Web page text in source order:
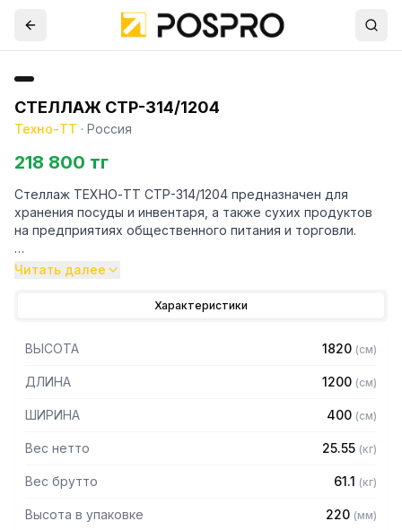
СТЕЛЛАЖ СТР-314/1204
Техно-ТТ · Россия
218 800 тг
Стеллаж ТЕХНО-ТТ СТР-314/1204 предназначен для
хранения посуды и инвентаря, а также сухих продуктов
на предприятиях общественного питания и торговли.
Особенности:
— Стеллаж технологический разборный
— Четыре сплошные полки из нержавеющей стали марки
AISI 430 толщиной 0,8 мм
— Расстояние между полками регулируемое с шагом 50
мм
— Стеллаж поставляется в разобранном виде
Читать далее
Характеристики
ВЫСОТА 1820 (см)
ДЛИНА 1200 (см)
ШИРИНА 400 (см)
Вес нетто 25.55 (кг)
Вес брутто 61.1 (кг)
Высота в упаковке 220 (мм)